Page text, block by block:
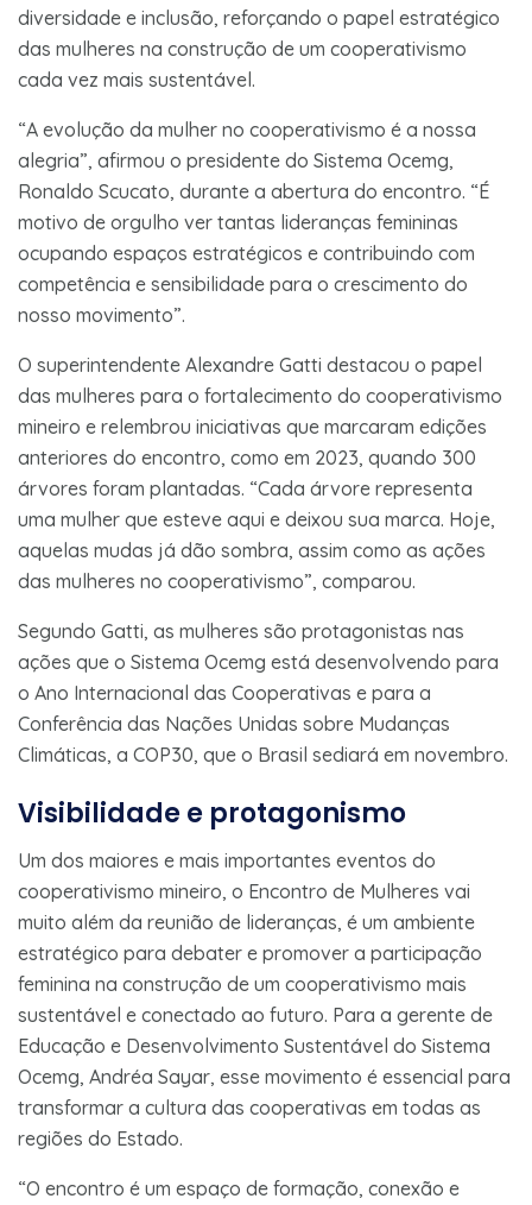
diversidade e inclusão, reforçando o papel estratégico
das mulheres na construção de um cooperativismo
cada vez mais sustentável.
“A evolução da mulher no cooperativismo é a nossa
alegria”, afirmou o presidente do Sistema Ocemg,
Ronaldo Scucato, durante a abertura do encontro. “É
motivo de orgulho ver tantas lideranças femininas
ocupando espaços estratégicos e contribuindo com
competência e sensibilidade para o crescimento do
nosso movimento”.
O superintendente Alexandre Gatti destacou o papel
das mulheres para o fortalecimento do cooperativismo
mineiro e relembrou iniciativas que marcaram edições
anteriores do encontro, como em 2023, quando 300
árvores foram plantadas. “Cada árvore representa
uma mulher que esteve aqui e deixou sua marca. Hoje,
aquelas mudas já dão sombra, assim como as ações
das mulheres no cooperativismo”, comparou.
Segundo Gatti, as mulheres são protagonistas nas
ações que o Sistema Ocemg está desenvolvendo para
o Ano Internacional das Cooperativas e para a
Conferência das Nações Unidas sobre Mudanças
Climáticas, a COP30, que o Brasil sediará em novembro.
Visibilidade e protagonismo
Um dos maiores e mais importantes eventos do
cooperativismo mineiro, o Encontro de Mulheres vai
muito além da reunião de lideranças, é um ambiente
estratégico para debater e promover a participação
feminina na construção de um cooperativismo mais
sustentável e conectado ao futuro. Para a gerente de
Educação e Desenvolvimento Sustentável do Sistema
Ocemg, Andréa Sayar, esse movimento é essencial para
transformar a cultura das cooperativas em todas as
regiões do Estado.
“O encontro é um espaço de formação, conexão e